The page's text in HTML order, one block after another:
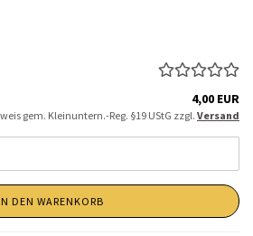
4,00 EUR
gem. Kleinuntern.-Reg. §19 UStG zzgl. Versand
DEN WARENKORB